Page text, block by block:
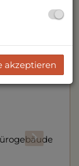
akzeptieren